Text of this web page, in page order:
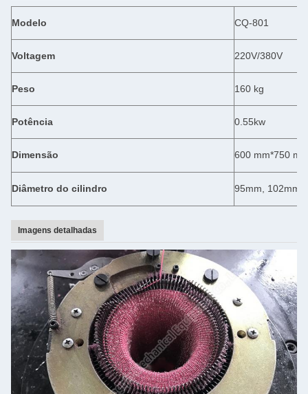
Modelo CQ-801
Voltagem 220V/380V
Peso 160 kg
Potência 0.55kw
Dimensão 600 mm*750
Diâmetro do cilindro 95mm, 102mm,
Imagens detalhadas